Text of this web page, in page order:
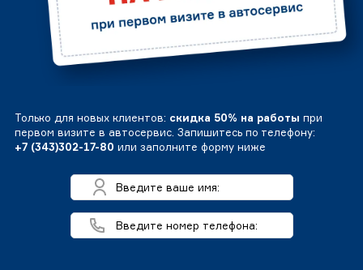
Только для новых клиентов: скидка 50% на работы при
первом визите в автосервис. Запишитесь по телефону:
+7 (343)302-17-80 или заполните форму ниже